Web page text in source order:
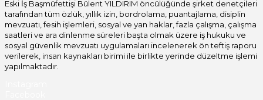
Eski İş Başmüfettişi Bülent YILDIRIM öncülüğünde şirket denetçileri
tarafından tüm özlük, yıllık izin, bordrolama, puantajlama, disiplin
mevzuatı, fesih işlemleri, sosyal ve yan haklar, fazla çalışma, çalışma
saatleri ve ara dinlenme süreleri başta olmak üzere iş hukuku ve
sosyal güvenlik mevzuatı uygulamaları incelenerek ön teftiş raporu
verilerek, insan kaynakları birimi ile birlikte yerinde düzeltme işlemi
yapılmaktadır.